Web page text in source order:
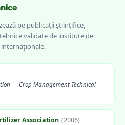
pe publicații științifice,
validate de institute de
— Crop Management Technical
Association (2006)